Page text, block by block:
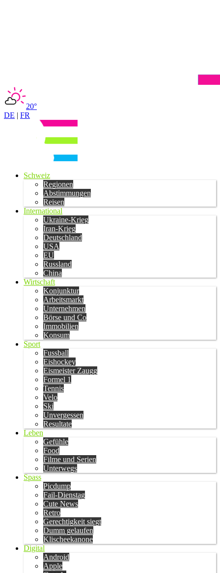
20°
DE | FR
Schweiz
Regionen
Abstimmungen
Reisen
International
Ukraine-Krieg
Iran-Krieg
Deutschland
USA
EU
Russland
China
Wirtschaft
Konjunktur
Arbeitsmarkt
Unternehmen
Börse und Co
Immobilien
Konsum
Sport
Fussball
Eishockey
Eismeister Zaugg
Formel 1
Tennis
Velo
Ski
Unvergessen
Resultate
Leben
Gefühle
Food
Filme und Serien
Unterwegs
Spass
Picdump
Fail-Dienstag
Cute News
Retro
Gerechtigkeit siegt
Dumm gelaufen
Klischeekanone
Digital
Android
Apple